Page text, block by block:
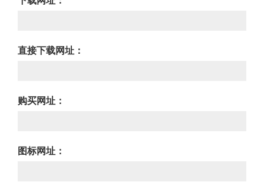
直接下载网址：
购买网址：
图标网址：